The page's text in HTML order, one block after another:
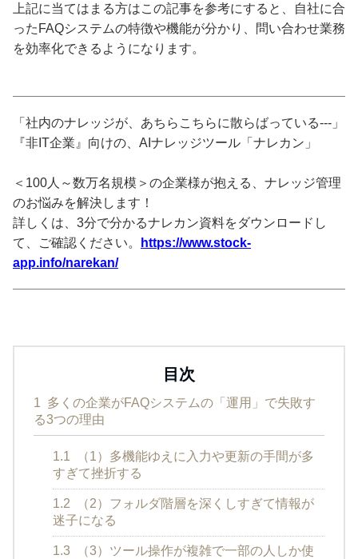
上記に当てはまる方はこの記事を参考にすると、自社に合
ったFAQシステムの特徴や機能が分かり、問い合わせ業務
を効率化できるようになります。
「社内のナレッジが、あちらこちらに散らばっている---」
『非IT企業』向けの、AIナレッジツール「ナレカン」
＜100人～数万名規模＞の企業様が抱える、ナレッジ管理
のお悩みを解決します！
詳しくは、3分で分かるナレカン資料をダウンロードし
て、ご確認ください。
https://www.stock-
app.info/narekan/
目次
1 多くの企業がFAQシステムの「運用」で失敗す
る3つの理由
1.1
（1）多機能ゆえに入力や更新の手間が多
すぎて挫折する
1.2
（2）フォルダ階層を深くしすぎて情報が
迷子になる
1.3
（3）ツール操作が複雑で一部の人しか使